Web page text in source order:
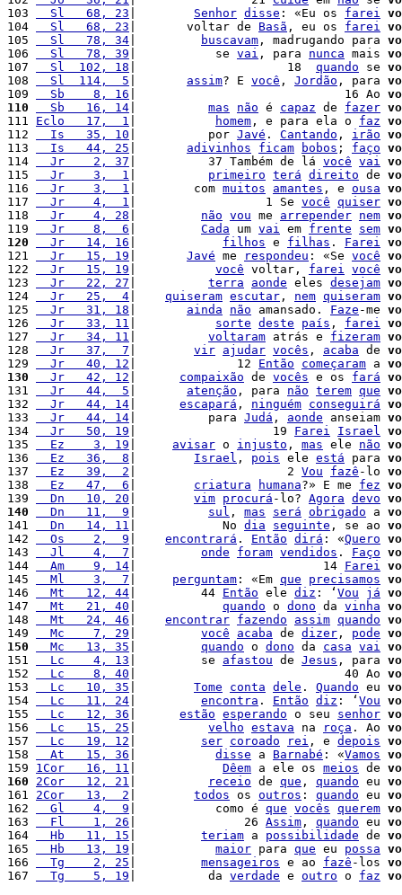
103
  Sl   68, 23
Senhor disse : «Eu os farei
104
  Sl   68, 23
|       voltar de Basã , eu os farei
105
  Sl   78, 34
buscavam , madrugando para
106
  Sl   78, 39
|           se vai , para nunca mais
107
  Sl  102, 18
|                     18 quando se
108
  Sl  114,  5
assim? E você , Jordão , para
109
  Sb    8, 16
|                             16 Ao
110
  Sb   16, 14
mas não é capaz de fazer
111 Eclo   17,  1 homem , e para ela o faz
112
  Is   35, 10
|          por Javé . Cantando , irão
113
  Is   44, 25
adivinhos ficam bobos ; faço
114
  Jr    2, 37
|          37 Também de lá você vai
115
  Jr    3,  1
primeiro terá direito de
116
  Jr    3,  1
|        com muitos amantes , e ousa
117
  Jr    4,  1
|                  1 Se você quiser
118
  Jr    4, 28
não vou me arrepender nem
119
  Jr    8,  6
Cada um vai em frente sem
120
  Jr   14, 16
filhos e filhas . Farei
121
  Jr   15, 19
Javé me respondeu : «Se você
122
  Jr   15, 19
você voltar, farei você
123
  Jr   22, 27
terra aonde eles desejam
124
  Jr   25,  4
quiseram escutar , nem quiseram
125
  Jr   31, 18
ainda não amansado. Faze -me
126
  Jr   33, 11
sorte deste país , farei
127
  Jr   34, 11
voltaram atrás e fizeram
128
  Jr   37,  7
vir ajudar vocês , acaba de
129
  Jr   40, 12
|              12 Então começaram a
130
  Jr   42, 12
compaixão de vocês e os fará
131
  Jr   44,  5
atenção , para não terem que
132
  Jr   44, 14
escapará , ninguém conseguirá
133
  Jr   44, 14
|          para Judá , aonde anseiam
134
  Jr   50, 19
|                   19 Farei Israel
135
  Ez    3, 19
avisar o injusto , mas ele não
136
  Ez   36,  8
Israel , pois ele está para
137
  Ez   39,  2
|                     2 Vou fazê -lo
138
  Ez   47,  6
criatura humana?» E me fez
139
  Dn   10, 20
vim procurá -lo? Agora devo
140
  Dn   11,  9
sul , mas será obrigado a
141
  Dn   14, 11
|            No dia seguinte , se ao
142
  Os    2,  9
encontrará . Então dirá : «Quero
143
  Jl    4,  7
onde foram vendidos . Faço
144
  Am    9, 14
|                          14 Farei
145
  Ml    3,  7
perguntam : «Em que precisamos
146
  Mt   12, 44
|         44 Então ele diz : ‘ Vou já
147
  Mt   21, 40
quando o dono da vinha
148
  Mt   24, 46
encontrar fazendo assim quando
149
  Mc    7, 29
você acaba de dizer , pode
150
  Mc   13, 35
quando o dono da casa vai
151
  Lc    4, 13
|         se afastou de Jesus , para
152
  Lc    8, 40
|                             40 Ao
153
  Lc   10, 35
Tome conta dele . Quando eu
154
  Lc   11, 24
encontra . Então diz : ‘ Vou
155
  Lc   12, 36
estão esperando o seu senhor
156
  Lc   15, 25
velho estava na roça . Ao
157
  Lc   19, 12
ser coroado rei , e depois
158
  At   15, 36
disse a Barnabé : «Vamos
159 1Cor   16, 11 Dêem a ele os meios de
160
2Cor   12, 21 receio de que , quando eu
161 2Cor   13,  2 todos os outros : quando eu
162
  Gl    4,  9
|           como é que vocês querem
163
  Fl    1, 26
|               26 Assim , quando eu
164
  Hb   11, 15
teriam a possibilidade de
165
  Hb   13, 19
maior para que eu possa
166
  Tg    2, 25
mensageiros e ao fazê -los
167
  Tg    5, 19
|          da verdade e outro o faz